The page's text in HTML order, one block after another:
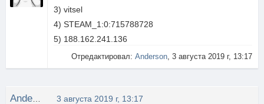
3) vitsel
4) STEAM_1:0:715788728
5) 188.162.241.136
Отредактировал: Anderson, 3 августа 2019 г, 13:17
3 августа 2019 г, 13:17